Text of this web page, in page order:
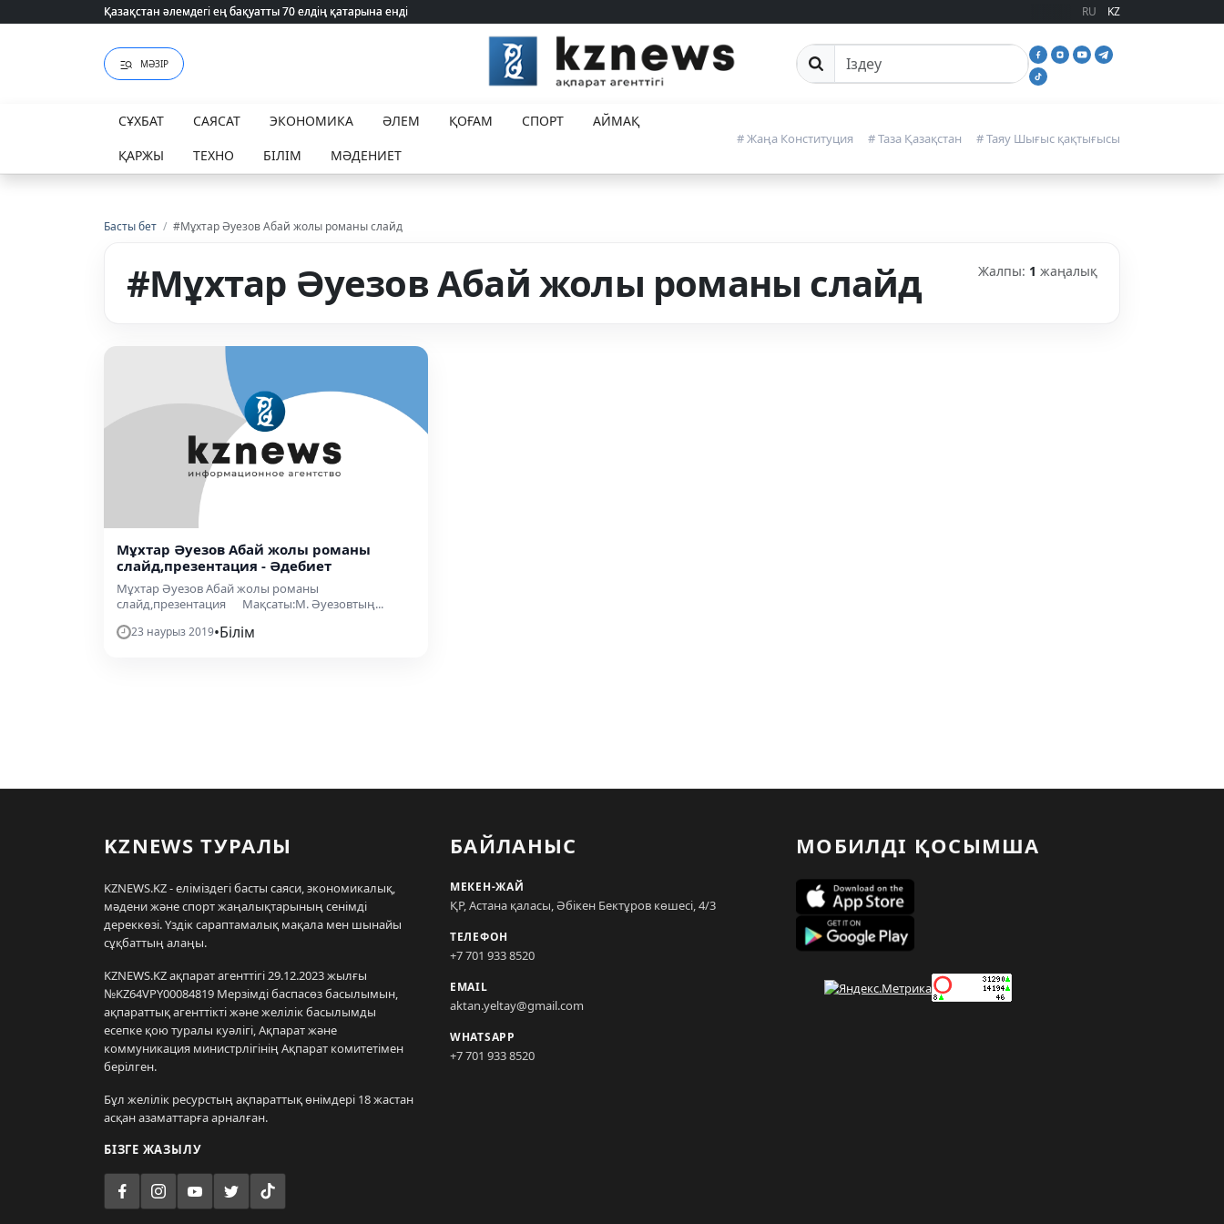
Қазақстан әлемдегі ең бақуатты 70 елдің қатарына енді
Қазақстан әлемдегі ең бақуатты 70 елдің қатарына енді RU KZ
МӘЗІР Сайттан іздеу
СҰХБАТ САЯСАТ ЭКОНОМИКА ӘЛЕМ ҚОҒАМ СПОРТ
АЙМАҚ
ҚАРЖЫ
ТЕХНО БІЛІМ МӘДЕНИЕТ
# Жаңа Конституция # Таза Қазақстан # Таяу Шығыс қақтығысы
Басты бет / #Мұхтар Әуезов Абай жолы романы слайд
#Мұхтар Әуезов Абай жолы романы слайд Жалпы: 1 жаңалық
Мұхтар Әуезов Абай жолы романы
слайд,презентация - Әдебиет
Мұхтар Әуезов Абай жолы романы
слайд,презентация Мақсаты:М. Әуезовтың...
23 наурыз 2019•Білім
KZNEWS ТУРАЛЫ
KZNEWS.KZ - еліміздегі басты саяси, экономикалық,
мәдени және спорт жаңалықтарының сенімді
дереккөзі. Үздік сараптамалық мақала мен шынайы
сұқбаттың алаңы.
KZNEWS.KZ ақпарат агенттігі 29.12.2023 жылғы
№KZ64VPY00084819 Мерзімді баспасөз басылымын,
ақпараттық агенттікті және желілік басылымды
есепке қою туралы куәлігі, Ақпарат және
коммуникация министрлігінің Ақпарат комитетімен
берілген.
Бұл желілік ресурстың ақпараттық өнімдері 18 жастан
асқан азаматтарға арналған.
БІЗГЕ ЖАЗЫЛУ
БАЙЛАНЫС
МЕКЕН-ЖАЙ
ҚР, Астана қаласы, Әбікен Бектұров көшесі, 4/3
ТЕЛЕФОН
+7 701 933 8520
EMAIL
aktan.yeltay@gmail.com
WHATSAPP
+7 701 933 8520
МОБИЛДІ ҚОСЫМША